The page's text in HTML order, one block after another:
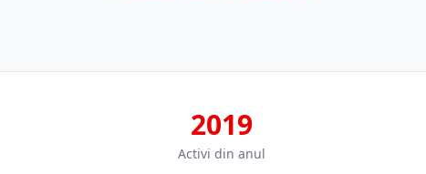
2019
Activi din anul